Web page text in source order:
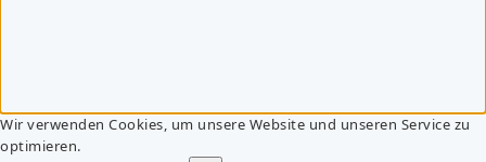
Wir verwenden Cookies, um unsere Website und unseren Service zu
optimieren.